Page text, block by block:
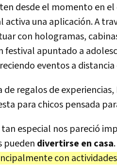
desde el momento en
una aplicación. A
con hologramas,
festival apuntado a
eventos a
regalos de experiencias,
para chicos pensada
especial nos pareció
pueden divertirse en casa.
con